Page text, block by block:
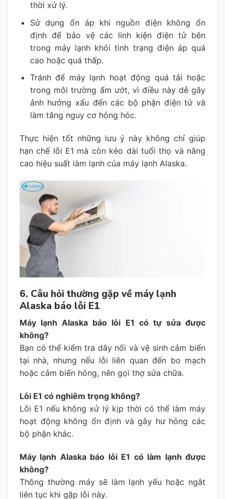
thời xử lý.
Sử dụng ổn áp khi nguồn điện không ổn
định để bảo vệ các linh kiện điện tử bên
trong máy lạnh khỏi tình trạng điện áp quá
cao hoặc quá thấp.
Tránh để máy lạnh hoạt động quá tải hoặc
trong môi trường ẩm ướt, vì điều này dễ gây
ảnh hưởng xấu đến các bộ phận điện tử và
làm tăng nguy cơ hỏng hóc.
Thực hiện tốt những lưu ý này không chỉ giúp
hạn chế lỗi E1 mà còn kéo dài tuổi thọ và nâng
cao hiệu suất làm lạnh của máy lạnh Alaska.
6. Câu hỏi thường gặp về máy lạnh
Alaska báo lỗi E1
Máy lạnh Alaska báo lỗi E1 có tự sửa được
không?
Bạn có thể kiểm tra dây nối và vệ sinh cảm biến
tại nhà, nhưng nếu lỗi liên quan đến bo mạch
hoặc cảm biến hỏng, nên gọi thợ sửa chữa.
Lỗi E1 có nghiêm trọng không?
Lỗi E1 nếu không xử lý kịp thời có thể làm máy
hoạt động không ổn định và gây hư hỏng các
bộ phận khác.
Máy lạnh Alaska báo lỗi E1 có làm lạnh được
không?
Thông thường máy sẽ làm lạnh yếu hoặc ngắt
liên tục khi gặp lỗi này.